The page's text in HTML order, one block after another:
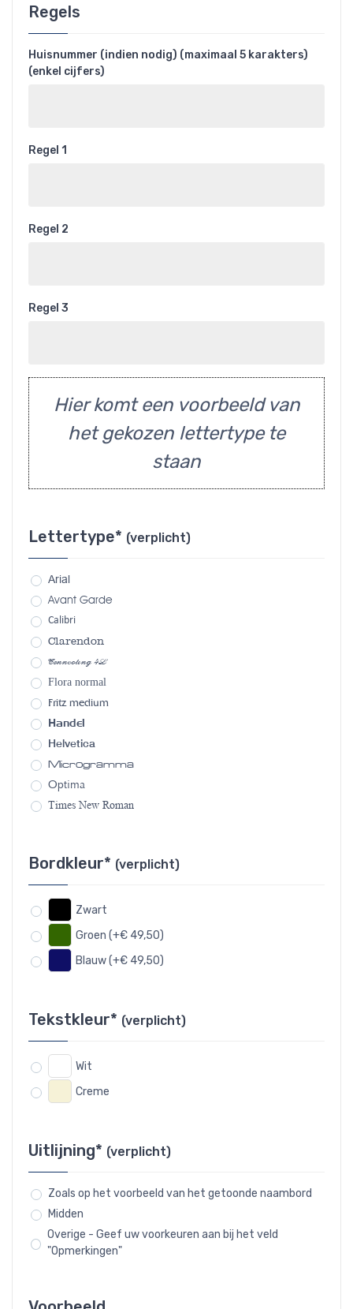
Regels
Huisnummer (indien nodig) (maximaal 5 karakters)
(enkel cijfers)
Regel 1
Regel 2
Regel 3
Hier komt een voorbeeld van
het gekozen lettertype te
staan
Lettertype* (verplicht)
Arial
Avant Garde
Calibri
Clarendon
Connecting 4L
Flora normal
Fritz medium
Handel
Helvetica
Microgramma
Optima
Times New Roman
Bordkleur* (verplicht)
Zwart
Groen (+€ 49,50)
Blauw (+€ 49,50)
Tekstkleur* (verplicht)
Wit
Creme
Uitlijning* (verplicht)
Zoals op het voorbeeld van het getoonde naambord
Midden
Overige - Geef uw voorkeuren aan bij het veld
"Opmerkingen"